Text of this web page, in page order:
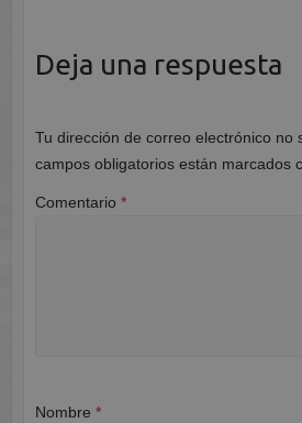
Deja una respuesta
Tu dirección de correo electrónico no
campos obligatorios están marcados
Comentario *
Nombre *